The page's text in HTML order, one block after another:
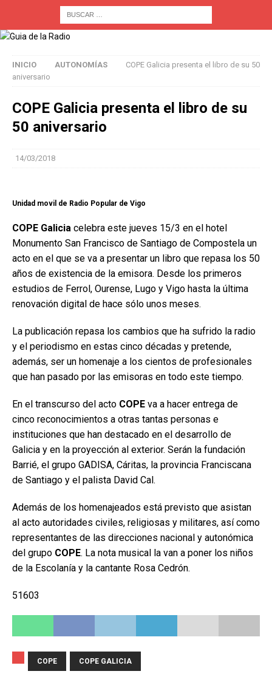
INICIO AUTONOMÍAS
COPE Galicia presenta el libro de su 50
aniversario
COPE Galicia presenta el libro de su
50 aniversario
14/03/2018
Unidad movil de Radio Popular de Vigo
COPE Galicia celebra este jueves 15/3 en el hotel
Monumento San Francisco de Santiago de Compostela un
acto en el que se va a presentar un libro que repasa los 50
años de existencia de la emisora. Desde los primeros
estudios de Ferrol, Ourense, Lugo y Vigo hasta la última
renovación digital de hace sólo unos meses.
La publicación repasa los cambios que ha sufrido la radio
y el periodismo en estas cinco décadas y pretende,
además, ser un homenaje a los cientos de profesionales
que han pasado por las emisoras en todo este tiempo.
En el transcurso del acto COPE va a hacer entrega de
cinco reconocimientos a otras tantas personas e
instituciones que han destacado en el desarrollo de
Galicia y en la proyección al exterior. Serán la fundación
Barrié, el grupo GADISA, Cáritas, la provincia Franciscana
de Santiago y el palista David Cal.
Además de los homenajeados está previsto que asistan
al acto autoridades civiles, religiosas y militares, así como
representantes de las direcciones nacional y autonómica
del grupo COPE. La nota musical la van a poner los niños
de la Escolanía y la cantante Rosa Cedrón.
51603
COPE COPE GALICIA